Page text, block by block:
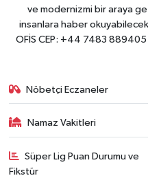
ve modernizmi bir araya
insanlara haber
OFİS CEP: +44 7483
Nöbetçi Eczaneler
Namaz Vakitleri
Süper Lig Puan Durumu ve
Fikstür